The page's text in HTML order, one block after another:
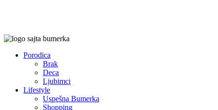
Porodica
Brak
Deca
Ljubimci
Lifestyle
Uspešna Bumerka
Shopping